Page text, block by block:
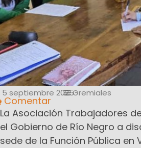
5 septiembre 2025Gremiales
Comentar
La Asociación Trabajadores
el Gobierno de Río Negro a
sede de la Función Pública en